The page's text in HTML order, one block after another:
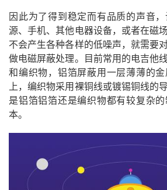
因此为了得到稳定而有品质的声音
源、手机、其他电器设备，或者在磁
不会产生各种各样的低噪声，就需要
做电磁屏蔽处理。目前常用的电吉他
和编织物，铝箔屏蔽用一层薄薄的
上，编织物采用裸铜线或镀锡铜线的
是铝箔铝箔还是编织物都有较复杂
本。